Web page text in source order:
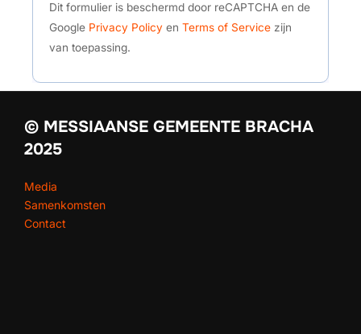
Dit formulier is beschermd door reCAPTCHA en de
Google Privacy Policy en Terms of Service zijn
van toepassing.
© MESSIAANSE GEMEENTE BRACHA
2025
Media
Samenkomsten
Contact